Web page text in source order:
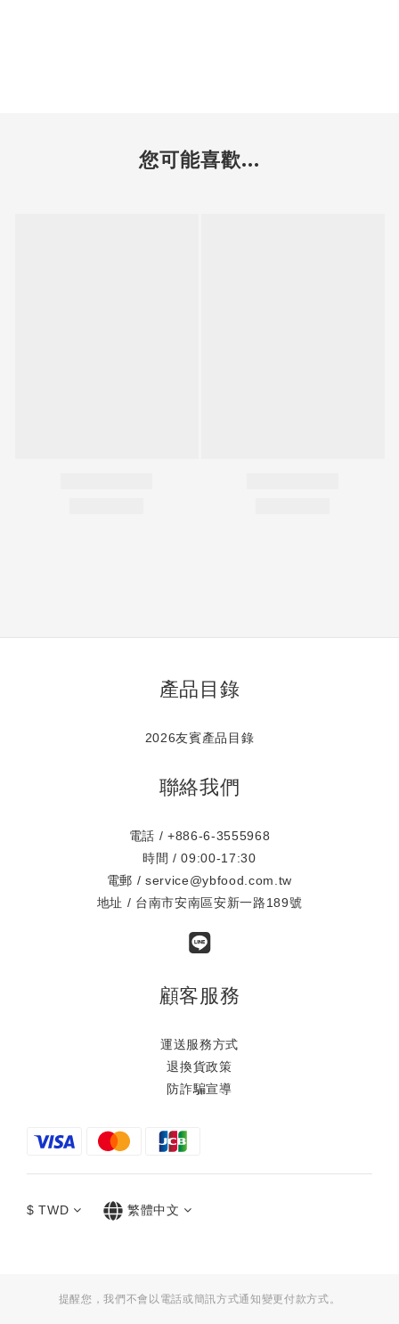
您可能喜歡...
產品目錄
2026友賓產品目錄
聯絡我們
電話 / +886-6-3555968
時間 / 09:00-17:30
電郵 / service@ybfood.com.tw
地址 / 台南市安南區安新一路189號
顧客服務
運送服務方式
退換貨政策
防詐騙宣導
$ TWD 繁體中文
提醒您，我們不會以電話或簡訊方式通知變更付款方式。